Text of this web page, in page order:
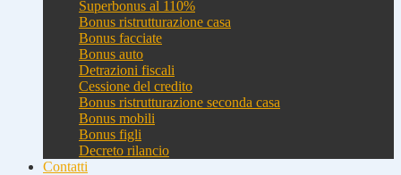
Superbonus al 110%
Bonus ristrutturazione casa
Bonus facciate
Bonus auto
Detrazioni fiscali
Cessione del credito
Bonus ristrutturazione seconda casa
Bonus mobili
Bonus figli
Decreto rilancio
Contatti